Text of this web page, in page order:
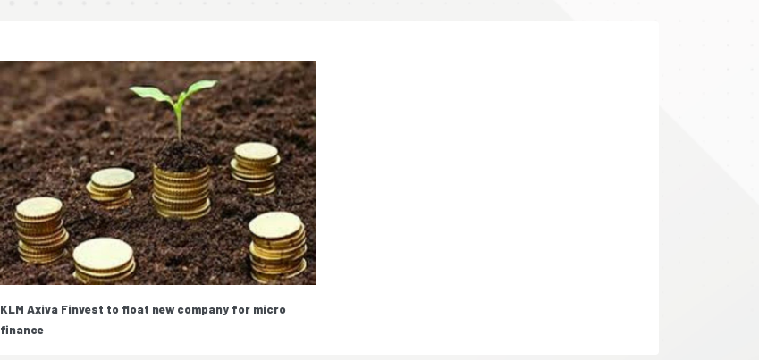
KLM Axiva Finvest to float new company for micro
finance